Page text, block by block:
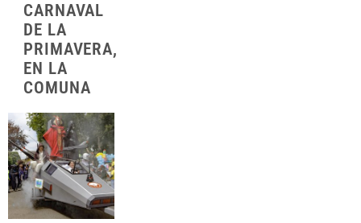
CARNAVAL
DE LA
PRIMAVERA,
EN LA
COMUNA